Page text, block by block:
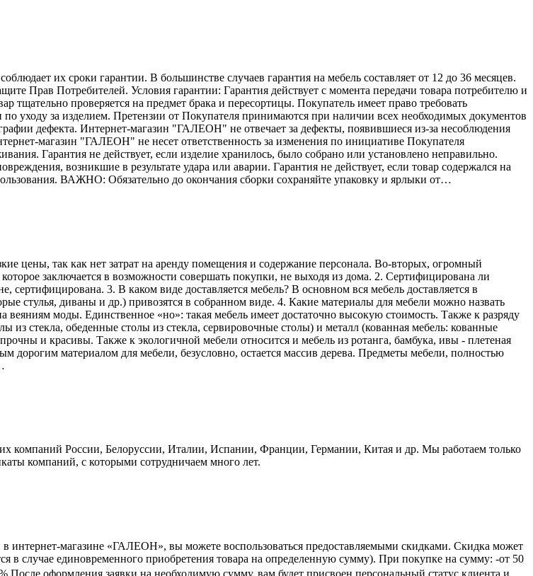
их сроки гарантии. В большинстве случаев гарантия на мебель составляет от 12 до 36 месяцев.
Прав Потребителей. Условия гарантии: Гарантия действует с момента передачи товара потребителю и
тщательно проверяется на предмет брака и пересортицы. Покупатель имеет право требовать
уходу за изделием. Претензии от Покупателя принимаются при наличии всех необходимых документов
дефекта. Интернет-магазин "ГАЛЕОН" не отвечает за дефекты, появившиеся из-за несоблюдения
магазин "ГАЛЕОН" не несет ответственность за изменения по инициативе Покупателя
Гарантия не действует, если изделие хранилось, было собрано или установлено неправильно.
возникшие в результате удара или аварии. Гарантия не действует, если товар содержался на
ВАЖНО: Обязательно до окончания сборки сохраняйте упаковку и ярлыки от…
цены, так как нет затрат на аренду помещения и содержание персонала. Во-вторых, огромный
заключается в возможности совершать покупки, не выходя из дома. 2. Сертифицирована ли
3. В каком виде доставляется мебель? В основном вся мебель доставляется в
стулья, диваны и др.) привозятся в собранном виде. 4. Какие материалы для мебели можно назвать
моды. Единственное «но»: такая мебель имеет достаточно высокую стоимость. Также к разряду
стекла, обеденные столы из стекла, сервировочные столы) и металл (кованная мебель: кованные
и красивы. Также к экологичной мебели относится и мебель из ротанга, бамбука, ивы - плетеная
дорогим материалом для мебели, безусловно, остается массив дерева. Предметы мебели, полностью
России, Белоруссии, Италии, Испании, Франции, Германии, Китая и др. Мы работаем только
компаний, с которыми сотрудничаем много лет.
интернет-магазине «ГАЛЕОН», вы можете воспользоваться предоставляемыми скидками. Скидка может
в случае единовременного приобретения товара на определенную сумму). При покупке на сумму: -от 50